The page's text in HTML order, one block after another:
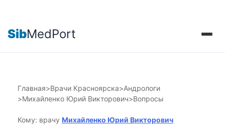
SibMedPort
Главная>Врачи Красноярска>Андрологи
>Михайленко Юрий Викторович>Вопросы
Кому: врачу Михайленко Юрий Викторович